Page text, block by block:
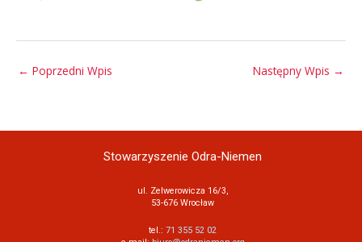
← Poprzedni Wpis Następny Wpis →
Stowarzyszenie Odra-Niemen
ul. Zelwerowicza 16/3,
53-676 Wrocław
tel.: 71 355 52 02